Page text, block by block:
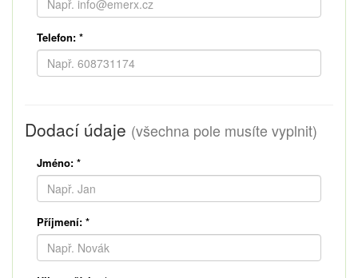
Telefon: *
Dodací údaje (všechna pole musíte vyplnit)
Jméno: *
Příjmení: *